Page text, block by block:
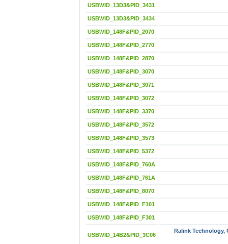
USB\VID_13D3&PID_3431
USB\VID_13D3&PID_3434
USB\VID_148F&PID_2070
USB\VID_148F&PID_2770
USB\VID_148F&PID_2870
USB\VID_148F&PID_3070
USB\VID_148F&PID_3071
USB\VID_148F&PID_3072
USB\VID_148F&PID_3370
USB\VID_148F&PID_3572
USB\VID_148F&PID_3573
USB\VID_148F&PID_5372
USB\VID_148F&PID_760A
USB\VID_148F&PID_761A
USB\VID_148F&PID_8070
USB\VID_148F&PID_F101
USB\VID_148F&PID_F301
USB\VID_14B2&PID_3C06
Ralink Technology,